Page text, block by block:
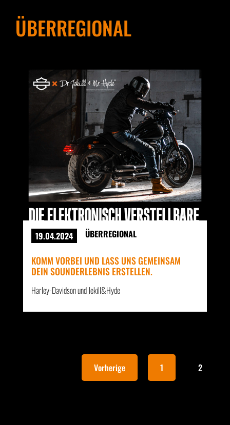
ÜBERREGIONAL
19.04.2024 ÜBERREGIONAL
KOMM VORBEI UND LASS UNS GEMEINSAM
DEIN SOUNDERLEBNIS ERSTELLEN.
Harley-Davidson und Jekill&Hyde
Vorherige 1 2